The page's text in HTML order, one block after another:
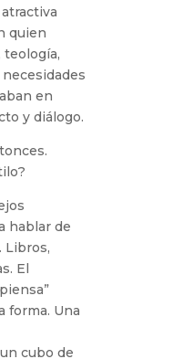
quien
en
y diálogo.
hablar de
Libros,
El
forma. Una
cubo de